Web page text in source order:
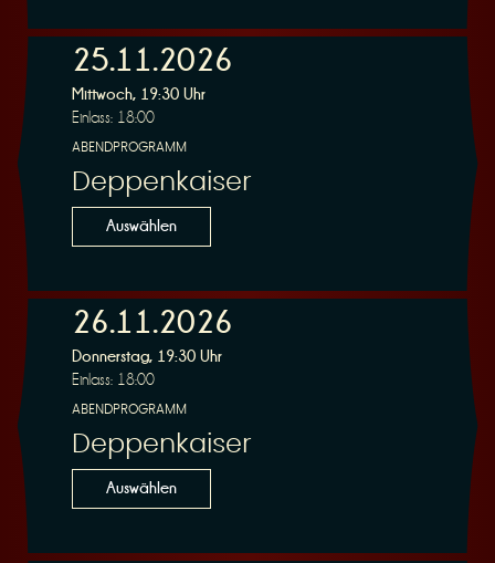
n
g
25.11.2026
Mittwoch, 19:30 Uhr
Einlass: 18:00
ABENDPROGRAMM
Deppenkaiser
Auswählen
26.11.2026
Donnerstag, 19:30 Uhr
Einlass: 18:00
ABENDPROGRAMM
Deppenkaiser
Auswählen